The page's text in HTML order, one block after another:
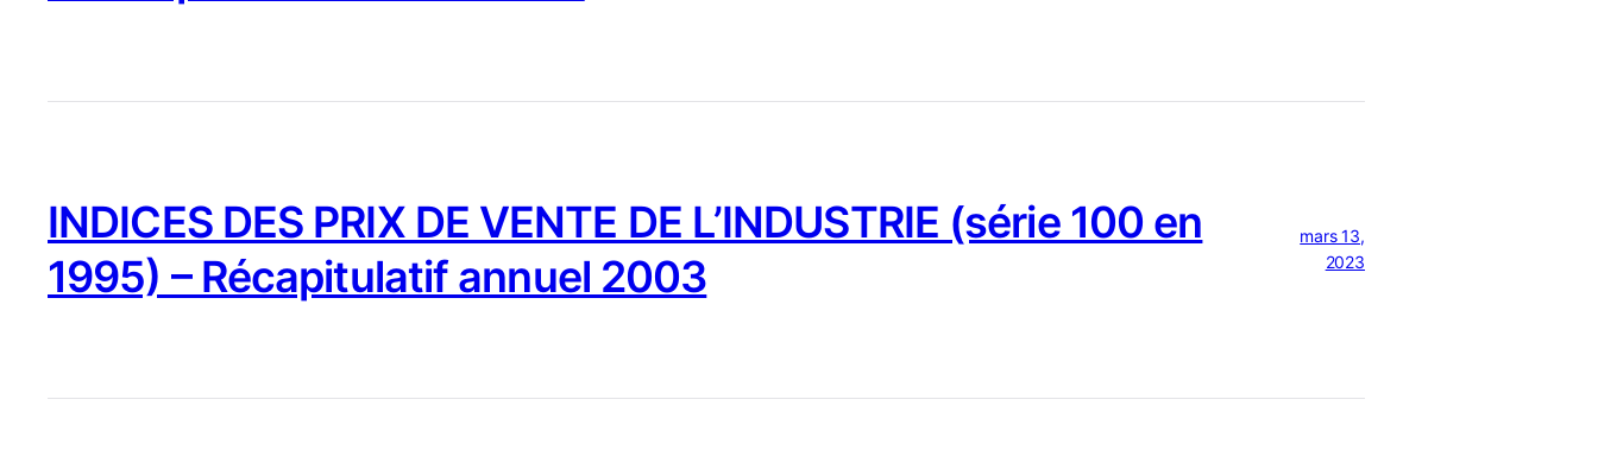
INDICES DES PRIX DE VENTE DE L’INDUSTRIE (série 100 en
1995) – Récapitulatif annuel 2003
mars 13,
2023